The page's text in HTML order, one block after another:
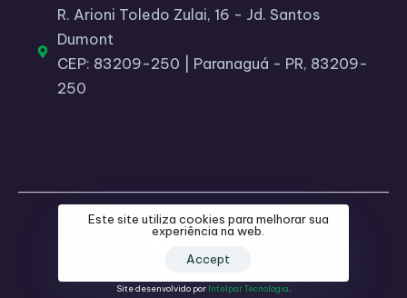
R. Arioni Toledo Zulai, 16 - Jd. Santos
Dumont
CEP: 83209-250 | Paranaguá - PR, 83209-
250
Site desenvolvido por Intelpar Tecnologia
Este site utiliza cookies para melhorar sua
experiência na web.
Accept